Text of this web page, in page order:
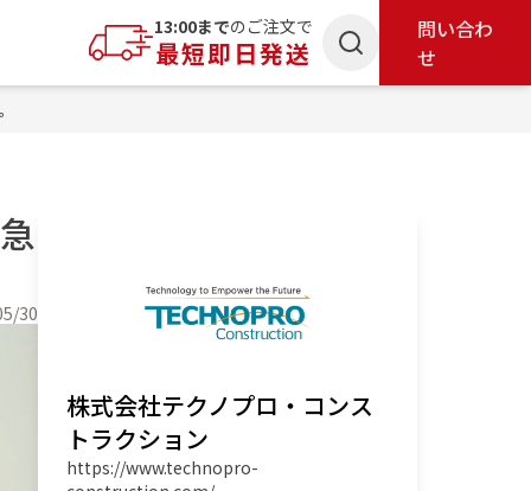
13:00までのご注文で
最短即日発送
問い合わ
せ
30
株式会社テクノプロ・コンス
トラクション
https://www.technopro-